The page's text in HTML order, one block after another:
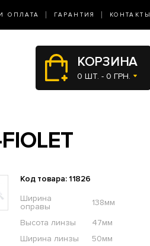
ОПЛАТА ГАРАНТИЯ КОНТАКТЫ
КОРЗИНА
0 ШТ. - 0 ГРН.
Код товара: 11826
Ширина
оправы
138мм
Высота линзы
47мм
Ширина линзы
50мм